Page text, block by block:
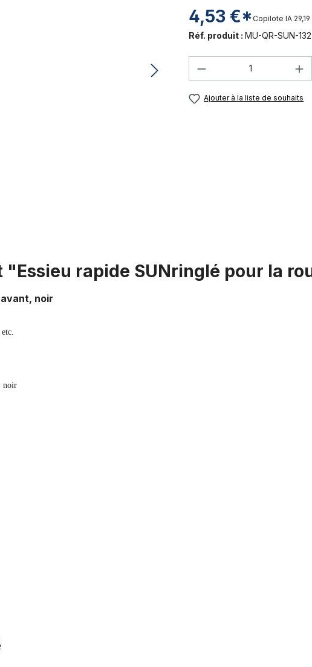
4,53 €* Copilote IA
Réf. produit : MU-QR-SUN-132
Quantité de
Ajouter à la liste de souhaits
rapide SUNringlé pour la
noir
noir